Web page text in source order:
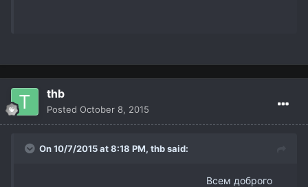
thb
Posted October 8, 2015
On 10/7/2015 at 8:18 PM, thbsaid:
Всем доброго